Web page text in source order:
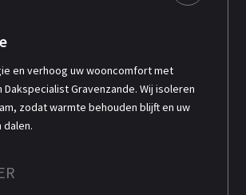
en verhoog uw wooncomfort met
Dakspecialist Gravenzande. Wij isoleren
zodat warmte behouden blijft en uw